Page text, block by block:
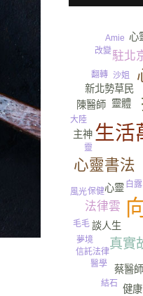
生活
心靈書法
真實
駐北
法律雲
心靈
靈體
新北勢草民
蔡醫師
心
主神
談人生
健康
陳醫師
保健
白露
翻轉 沙姐
醫學
風光
夢境
大陸
改變
靈
毛毛
信託法律
結石
Amie